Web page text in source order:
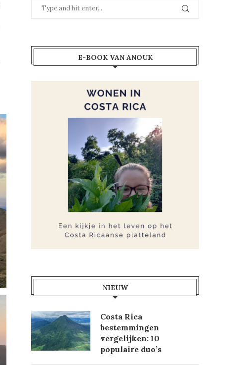
E-BOOK VAN ANOUK
NIEUW
Costa Rica
bestemmingen
vergelijken: 10
populaire duo’s